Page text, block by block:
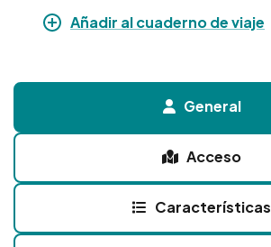
Añadir al cuaderno de viaje
General
Acceso
Características